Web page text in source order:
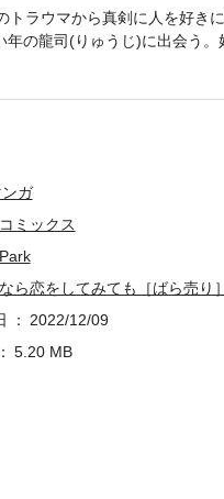
トラウマから真剣に人を好
年の龍司(りゅうじ)に出会う
だして…？ 江ノ島を舞台に
ガ
ミックス
ら恋をしてみても［ばら売り］
2022/12/09
5.20 MB